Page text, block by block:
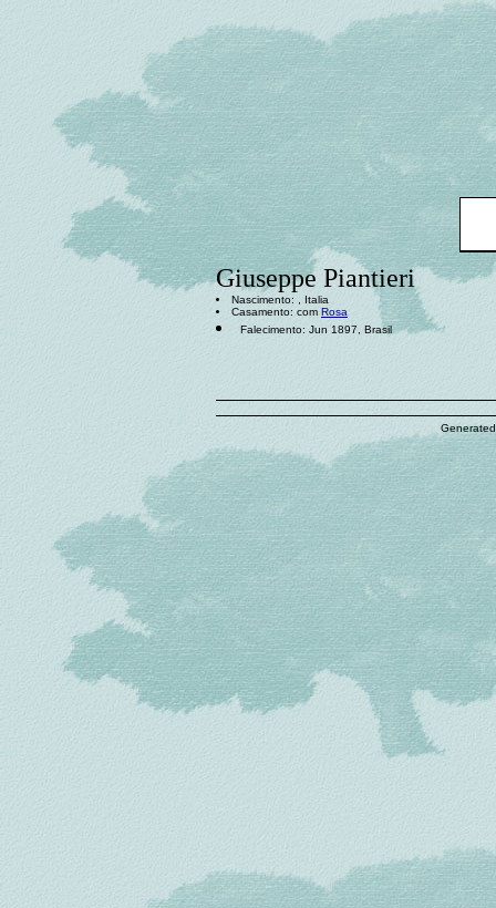
Giuseppe Piantieri
Nascimento: , Italia
Casamento: com Rosa
Falecimento: Jun 1897, Brasil